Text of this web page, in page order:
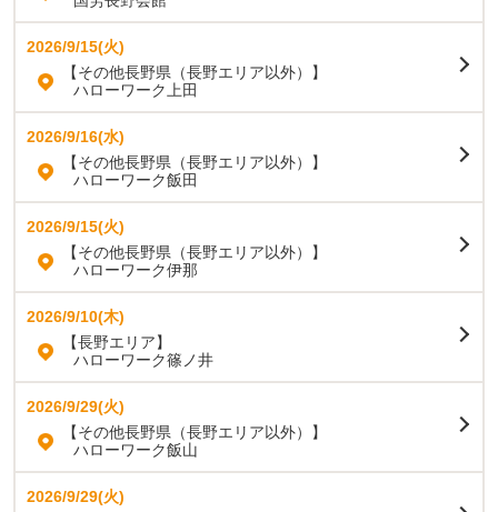
2026/9/15(火)
【その他長野県（長野エリア以外）】
ハローワーク上田
2026/9/16(水)
【その他長野県（長野エリア以外）】
ハローワーク飯田
2026/9/15(火)
【その他長野県（長野エリア以外）】
ハローワーク伊那
2026/9/10(木)
【長野エリア】
ハローワーク篠ノ井
2026/9/29(火)
【その他長野県（長野エリア以外）】
ハローワーク飯山
2026/9/29(火)